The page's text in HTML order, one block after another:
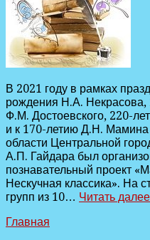
В 2021 году в рамках
рождения Н.А. Некрасова,
Ф.М. Достоевского, 220-
и к 170-летию Д.Н.
области Центральной
А.П. Гайдара был
познавательный проект
Нескучная классика». На
групп из 10… Читать
Главная